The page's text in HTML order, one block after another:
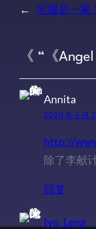
← 宅腐是一家
《 “《
Annita
2010 年 5 月
http://
除了李献
回复
Iyo_Leng